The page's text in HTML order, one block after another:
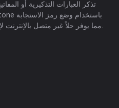
تذكر العبارات التذكيرية أو